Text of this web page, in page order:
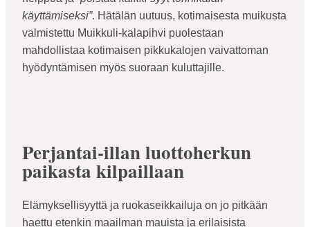
käyttämiseksi”. Hätälän uutuus, kotimaisesta muikusta
valmistettu Muikkuli-kalapihvi puolestaan
mahdollistaa kotimaisen pikkukalojen vaivattoman
hyödyntämisen myös suoraan kuluttajille.
Perjantai-illan luottoherkun
paikasta kilpaillaan
Elämyksellisyyttä ja ruokaseikkailuja on jo pitkään
haettu etenkin maailman mauista ja erilaisista